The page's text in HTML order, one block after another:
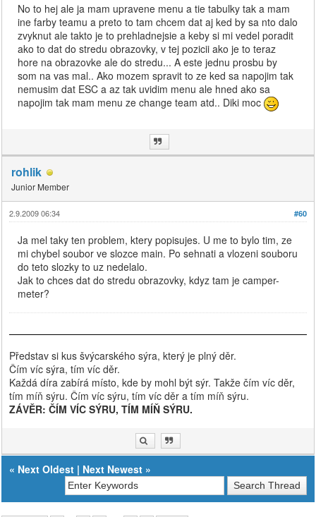
No to hej ale ja mam upravene menu a tie tabulky tak a mam
ine farby teamu a preto to tam chcem dat aj ked by sa nto dalo
zvyknut ale takto je to prehladnejsie a keby si mi vedel poradit
ako to dat do stredu obrazovky, v tej pozicii ako je to teraz
hore na obrazovke ale do stredu... A este jednu prosbu by
som na vas mal.. Ako mozem spravit to ze ked sa napojim tak
nemusim dat ESC a az tak uvidim menu ale hned ako sa
napojim tak mam menu ze change team atd.. Diki moc
rohlik
Junior Member
#60
2.9.2009 06:34
Ja mel taky ten problem, ktery popisujes. U me to bylo tim, ze
mi chybel soubor ve slozce main. Po sehnati a vlozeni souboru
do teto slozky to uz nedelalo.
Jak to chces dat do stredu obrazovky, kdyz tam je camper-
meter?
Představ si kus švýcarského sýra, který je plný děr.
Čím víc sýra, tím víc děr.
Každá díra zabírá místo, kde by mohl být sýr. Takže čím víc děr,
tím míň sýru. Čím víc sýru, tím víc děr a tím míň sýru.
ZÁVĚR: ČÍM VÍC SÝRU, TÍM MÍŇ SÝRU.
« Next Oldest | Next Newest »